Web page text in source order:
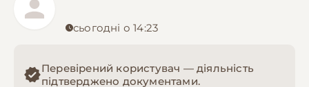
сьогодні о 14:23
Перевірений користувач — діяльність
підтверджено документами.